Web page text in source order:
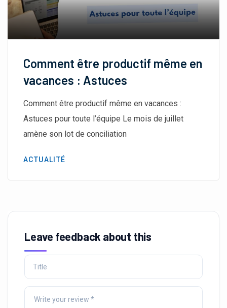
Comment être productif même en
vacances : Astuces
Comment être productif même en vacances :
Astuces pour toute l’équipe Le mois de juillet
amène son lot de conciliation
ACTUALITÉ
Leave feedback about this